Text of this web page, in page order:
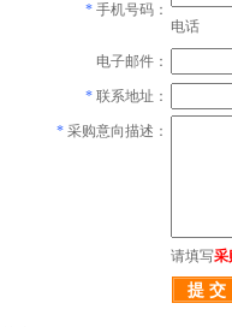
* 手机号码：
电话
电子邮件：
* 联系地址：
* 采购意向描述：
请填写采